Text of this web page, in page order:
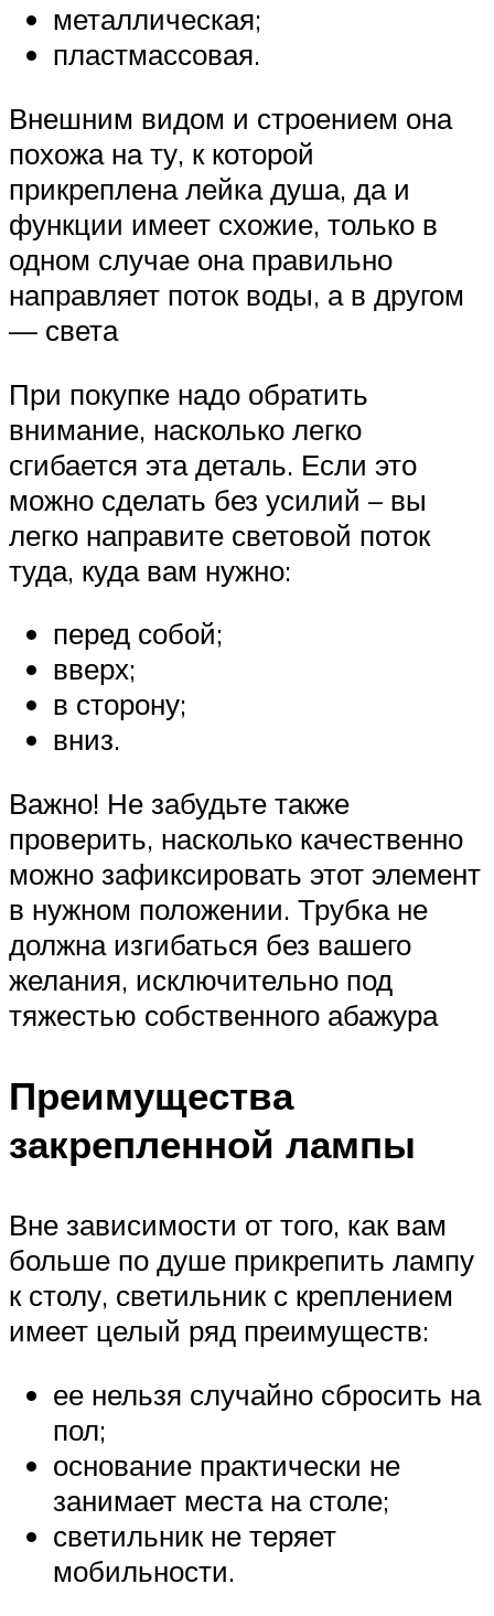
металлическая;
пластмассовая.
Внешним видом и строением она
похожа на ту, к которой
прикреплена лейка душа, да и
функции имеет схожие, только в
одном случае она правильно
направляет поток воды, а в другом
— света
При покупке надо обратить
внимание, насколько легко
сгибается эта деталь. Если это
можно сделать без усилий – вы
легко направите световой поток
туда, куда вам нужно:
перед собой;
вверх;
в сторону;
вниз.
Важно! Не забудьте также
проверить, насколько качественно
можно зафиксировать этот элемент
в нужном положении. Трубка не
должна изгибаться без вашего
желания, исключительно под
тяжестью собственного абажура
Преимущества
закрепленной лампы
Вне зависимости от того, как вам
больше по душе прикрепить лампу
к столу, светильник с креплением
имеет целый ряд преимуществ:
ее нельзя случайно сбросить на
пол;
основание практически не
занимает места на столе;
светильник не теряет
мобильности.